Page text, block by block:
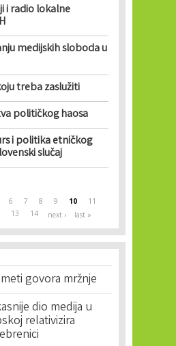
i radio lokalne
medijskih sloboda u
treba zaslužiti
političkog haosa
i politika etničkog
slučaj
6 7 8 9 10
11
13 14 next › last »
govora mržnje
dio medija u
relativizira